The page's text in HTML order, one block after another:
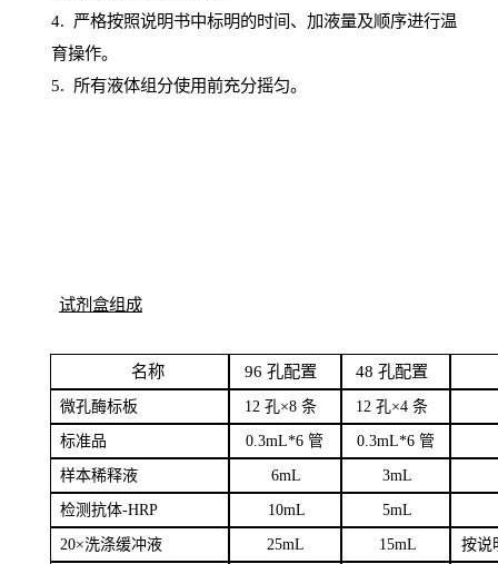
4. 严格按照说明书中标明的时间、加液量及顺序进行温
育操作。
5. 所有液体组分使用前充分摇匀。
试剂盒组成
名称 96 孔配置 48 孔配置
微孔酶标板 12 孔×8 条 12 孔×4 条
标准品 0.3mL*6 管 0.3mL*6 管
样本稀释液 6mL 3mL
检测抗体-HRP 10mL 5mL
20×洗涤缓冲液 25mL 15mL 按说